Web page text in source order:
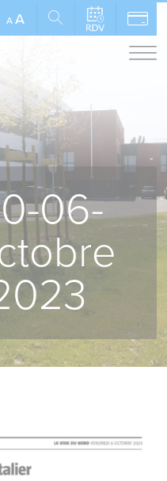
A A
06-